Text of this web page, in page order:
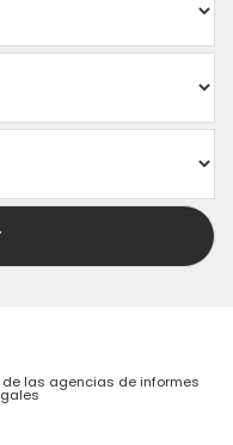
de las agencias de informes